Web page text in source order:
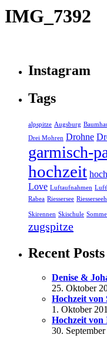
IMG_7392
Instagram
Tags
alpspitze Augsburg
Drei Mohren Drohne
garmisch-
hochzeit
Love Luftaufnahmen
Rabea Riessersee
Skirennen Skischule
zugspitze
Recent Posts
Denise &
25. Oktober
Hochzeit von
1. Oktober
Hochzeit
30.